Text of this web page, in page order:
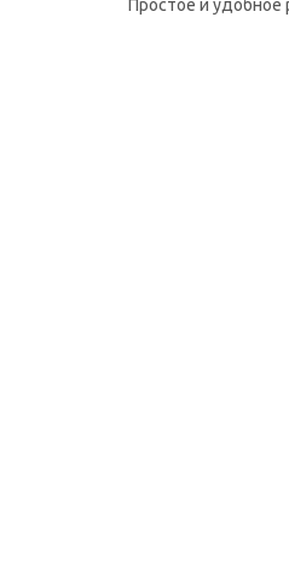
Простое и